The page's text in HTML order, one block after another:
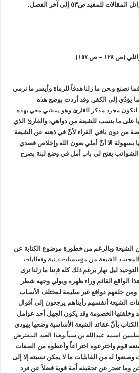
– ص ١٥٧)
نصنع ونحن ما زلنا هدفاً للرماة وأيسر ما نرمي
يؤدّي إلى الكفر. وقد أردت بوضع هذه
مجرد مذكر للقارئ وهو يمشي معي بهذه
على ما ينسب للشيعة من دواهي، والقارئ الذي
من دون باقي القراء لأنّ في ذهنه عن الشيعة
بسهولة الا أنّ أملي بعون الله وإخلاص قصدي
يفتح لي باب أمل في وضع لبنة بصرح
الشيعة وبالرغم من خطورة موضوع الكتابة عن
المجسد للشيعة من مؤسسات دينية وفعاليات
ليل نهار برغم ذلك كله فإننا ما زلنا نرى
الواقع القائم وراء ظهره ويولي وجهه شطر
خلفهم دوافع غير سليمة لمختلف الأسباب
الشيعة أنفسهم رأيناهم يرجعون إلى أقوال
وخلقتها الخصومة وقد يكون الجهل أحد عوامل
بأنّ عقائد الشيعة الأساسية وضعها يهودي
اسمه عبدالله بن سبأ.وهذا العبد المفترض
قوم واخترعوه اختراعاً وأعطوه من الصفات
له من القابليات ما لا يمكن نسبته إلا إلى
وما تعجز عن تحقيقه اُمة قوية فضلاً عن فرد